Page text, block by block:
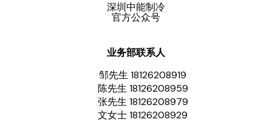
深圳中能制冷
官方公众号
业务部联系人
邹先生 18126208919
陈先生 18126208959
张先生 18126208979
文女士 18126208929